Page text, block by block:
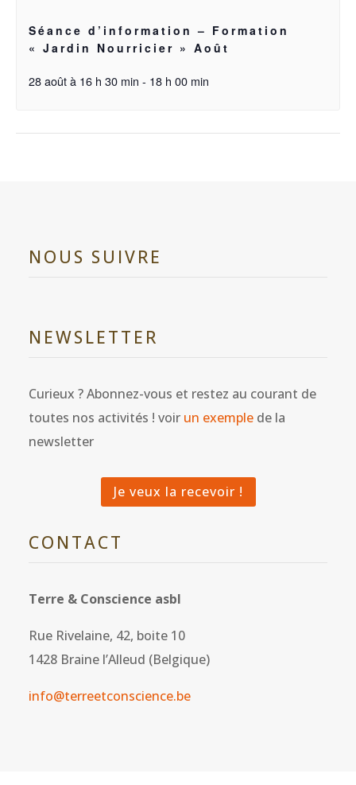
Séance d’information – Formation
« Jardin Nourricier » Août
28 août à 16 h 30 min - 18 h 00 min
NOUS SUIVRE
NEWSLETTER
Curieux ? Abonnez-vous et restez au courant de
toutes nos activités ! voir un exemplede la
newsletter
Je veux la recevoir !
CONTACT
Terre & Conscience asbl
Rue Rivelaine, 42, boite 10
1428 Braine l’Alleud (Belgique)
info@terreetconscience.be